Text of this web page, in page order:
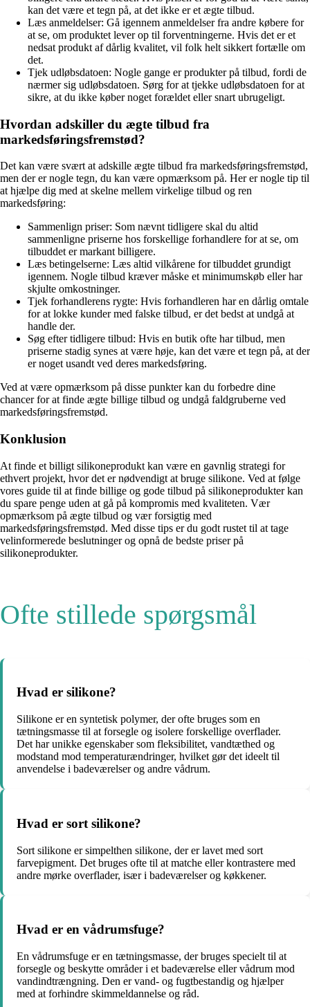
kan det være et tegn på, at det ikke er et ægte tilbud.
Læs anmeldelser: Gå igennem anmeldelser fra andre købere for
at se, om produktet lever op til forventningerne. Hvis det er et
nedsat produkt af dårlig kvalitet, vil folk helt sikkert fortælle om
det.
Tjek udløbsdatoen: Nogle gange er produkter på tilbud, fordi de
nærmer sig udløbsdatoen. Sørg for at tjekke udløbsdatoen for at
sikre, at du ikke køber noget forældet eller snart ubrugeligt.
Hvordan adskiller du ægte tilbud fra
markedsføringsfremstød?
Det kan være svært at adskille ægte tilbud fra markedsføringsfremstød,
men der er nogle tegn, du kan være opmærksom på. Her er nogle tip til
at hjælpe dig med at skelne mellem virkelige tilbud og ren
markedsføring:
Sammenlign priser: Som nævnt tidligere skal du altid
sammenligne priserne hos forskellige forhandlere for at se, om
tilbuddet er markant billigere.
Læs betingelserne: Læs altid vilkårene for tilbuddet grundigt
igennem. Nogle tilbud kræver måske et minimumskøb eller har
skjulte omkostninger.
Tjek forhandlerens rygte: Hvis forhandleren har en dårlig omtale
for at lokke kunder med falske tilbud, er det bedst at undgå at
handle der.
Søg efter tidligere tilbud: Hvis en butik ofte har tilbud, men
priserne stadig synes at være høje, kan det være et tegn på, at der
er noget usandt ved deres markedsføring.
Ved at være opmærksom på disse punkter kan du forbedre dine
chancer for at finde ægte billige tilbud og undgå faldgruberne ved
markedsføringsfremstød.
Konklusion
At finde et billigt silikoneprodukt kan være en gavnlig strategi for
ethvert projekt, hvor det er nødvendigt at bruge silikone. Ved at følge
vores guide til at finde billige og gode tilbud på silikoneprodukter kan
du spare penge uden at gå på kompromis med kvaliteten. Vær
opmærksom på ægte tilbud og vær forsigtig med
markedsføringsfremstød. Med disse tips er du godt rustet til at tage
velinformerede beslutninger og opnå de bedste priser på
silikoneprodukter.
Ofte stillede spørgsmål
Hvad er silikone?
Silikone er en syntetisk polymer, der ofte bruges som en
tætningsmasse til at forsegle og isolere forskellige overflader.
Det har unikke egenskaber som fleksibilitet, vandtæthed og
modstand mod temperaturændringer, hvilket gør det ideelt til
anvendelse i badeværelser og andre vådrum.
Hvad er sort silikone?
Sort silikone er simpelthen silikone, der er lavet med sort
farvepigment. Det bruges ofte til at matche eller kontrastere med
andre mørke overflader, især i badeværelser og køkkener.
Hvad er en vådrumsfuge?
En vådrumsfuge er en tætningsmasse, der bruges specielt til at
forsegle og beskytte områder i et badeværelse eller vådrum mod
vandindtrængning. Den er vand- og fugtbestandig og hjælper
med at forhindre skimmeldannelse og råd.